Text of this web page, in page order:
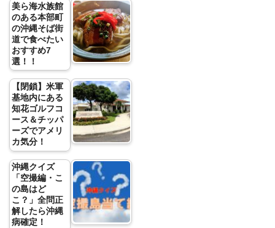
美ら海水族館
のある本部町
の沖縄そば街
道で食べたい
おすすめ7
選！！
【閉鎖】米軍
基地内にある
知花ゴルフコ
ース＆チッパ
ーズでアメリ
カ気分！
沖縄クイズ
「空撮編・こ
の島はど
こ？」全問正
解したら沖縄
病確定！